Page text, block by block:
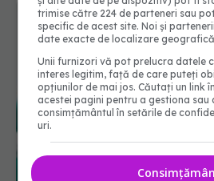
Alertă în spitale înaintea
Sănătății cere raportări
28 iul 2026, 10:52
trimise către 224 de parteneri sau
specific de acest site. Noi și
date exacte de localizare
Unii furnizori vă pot prelucra datele
interes legitim, față de care puteți
opțiunilor de mai jos. Căutați un link
acestei pagini pentru a gestiona sau
consimțământul în setările de
uri.